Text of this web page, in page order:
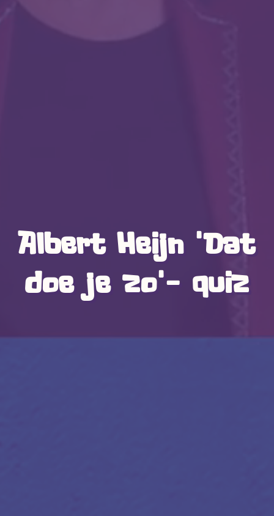
Albert Heijn 'Dat
doe je zo'- quiz